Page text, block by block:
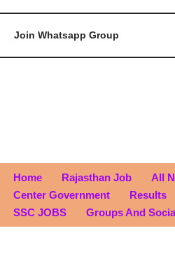
Join Whatsapp Group
Home Rajasthan Job
All
Center Government
Results
SSC JOBS
Groups And